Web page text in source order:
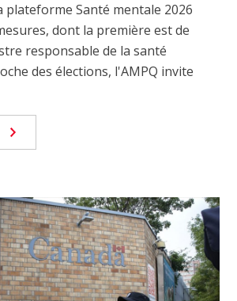
plateforme Santé mentale 2026
dont la première est de
responsable de la santé
des élections, l'AMPQ invite